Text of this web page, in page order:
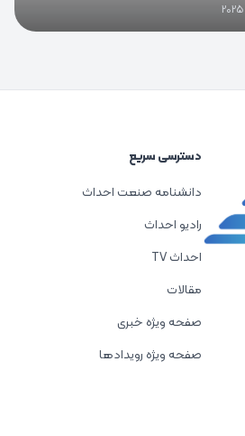
دسترسی سریع
دانشنامه صنعت احداث
رادیو احداث
احداث TV
مقالات
صفحه ویژه خبری
صفحه ویژه رویدادها